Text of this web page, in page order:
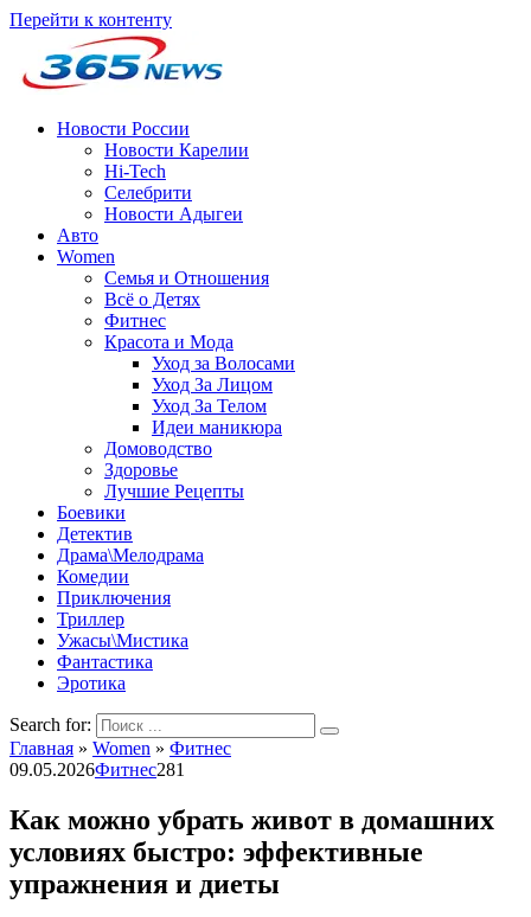
Перейти к контенту
Новости России
Новости Карелии
Hi-Tech
Селебрити
Новости Адыгеи
Авто
Women
Семья и Отношения
Всё о Детях
Фитнес
Красота и Мода
Уход за Волосами
Уход За Лицом
Уход За Телом
Идеи маникюра
Домоводство
Здоровье
Лучшие Рецепты
Боевики
Детектив
Драма\Мелодрама
Комедии
Приключения
Триллер
Ужасы\Мистика
Фантастика
Эротика
Search for:
Главная » Women » Фитнес
09.05.2026Фитнес281
Как можно убрать живот в домашних
условиях быстро: эффективные
упражнения и диеты